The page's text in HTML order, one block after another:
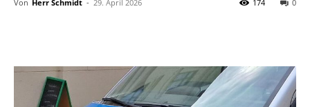
Von Herr Schmidt - 29. April 2026 0
174